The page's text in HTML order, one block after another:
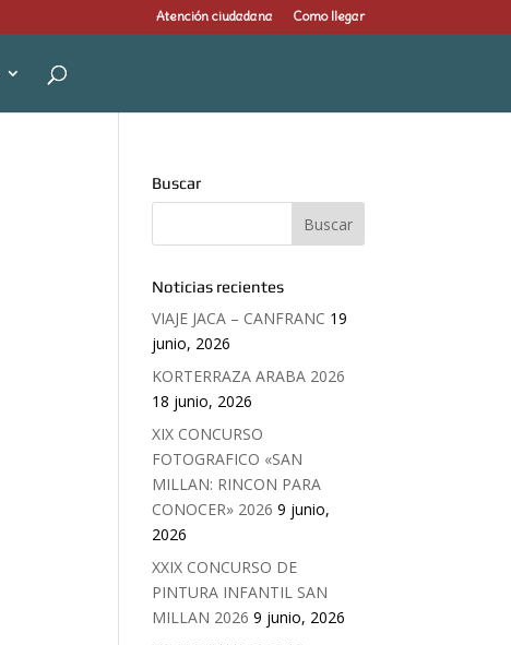
Atención ciudadana Como llegar
Buscar
Noticias recientes
VIAJE JACA – CANFRANC 19
junio, 2026
KORTERRAZA ARABA 2026
18 junio, 2026
XIX CONCURSO
FOTOGRAFICO «SAN
MILLAN: RINCON PARA
CONOCER» 2026 9 junio,
2026
XXIX CONCURSO DE
PINTURA INFANTIL SAN
MILLAN 2026 9 junio, 2026